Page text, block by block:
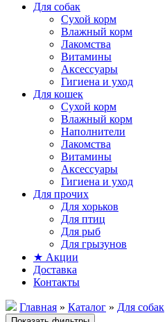
Для собак
Сухой корм
Влажный корм
Лакомства
Витамины
Аксессуары
Гигиена и уход
Для кошек
Сухой корм
Влажный корм
Наполнители
Лакомства
Витамины
Аксессуары
Гигиена и уход
Для прочих
Для хорьков
Для птиц
Для рыб
Для грызунов
★ Акции
Доставка
Контакты
Главная » Каталог » Для собак